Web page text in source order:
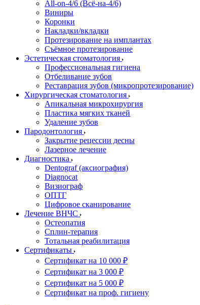
All-on-4/6 (Всё-на-4/6)
Виниры
Коронки
Накладки/вкладки
Протезирование на имплантах
Съёмное протезирование
Эстетическая стоматология
Профессиональная гигиена
Отбеливание зубов
Реставрация зубов (микропротезирование)
Хирургическая стоматология
Апикальная микрохирургия
Пластика мягких тканей
Удаление зубов
Пародонтология
Закрытие рецессии десны
Лазерное лечение
Диагностика
Dentograf (аксиография)
Diagnocat
Визиограф
ОПТГ
Цифровое сканирование
Лечение ВНЧС
Остеопатия
Сплин-терапия
Тотальная реабилитация
Сертификаты
Сертификат на 10 000 ₽
Сертификат на 3 000 ₽
Сертификат на 5 000 ₽
Сертификат на проф. гигиену